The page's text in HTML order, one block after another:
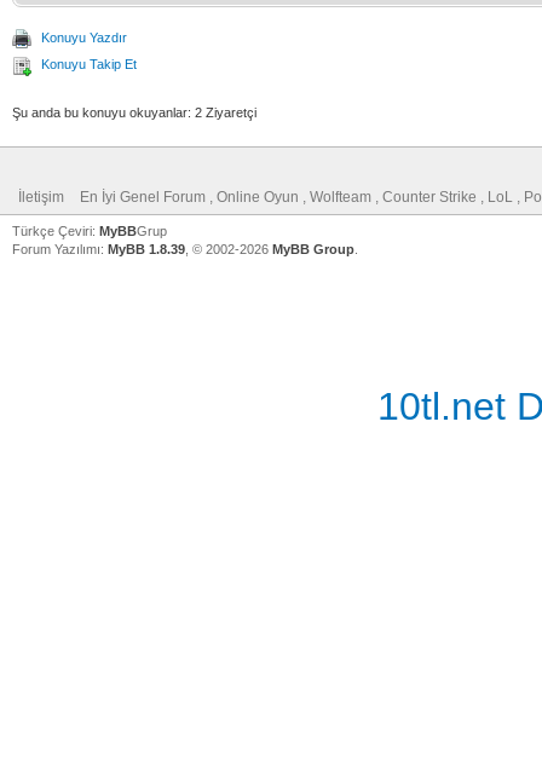
Konuyu Yazdır
Konuyu Takip Et
Şu anda bu konuyu okuyanlar: 2 Ziyaretçi
İletişim En İyi Genel Forum , Online Oyun , Wolfteam , Counter Strike , LoL ,
Türkçe Çeviri: MyBBGrup
Forum Yazılımı: MyBB 1.8.39 , © 2002-2026 MyBB Group
10tl.net